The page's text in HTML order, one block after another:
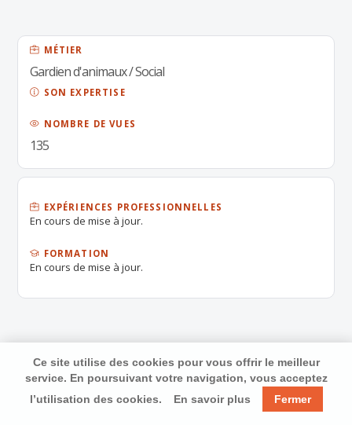
MÉTIER
Gardien d'animaux / Social
SON EXPERTISE
NOMBRE DE VUES
135
EXPÉRIENCES PROFESSIONNELLES
En cours de mise à jour.
FORMATION
En cours de mise à jour.
Ce site utilise des cookies pour vous offrir le meilleur
service. En poursuivant votre navigation, vous acceptez
l’utilisation des cookies.
En savoir plus Fermer